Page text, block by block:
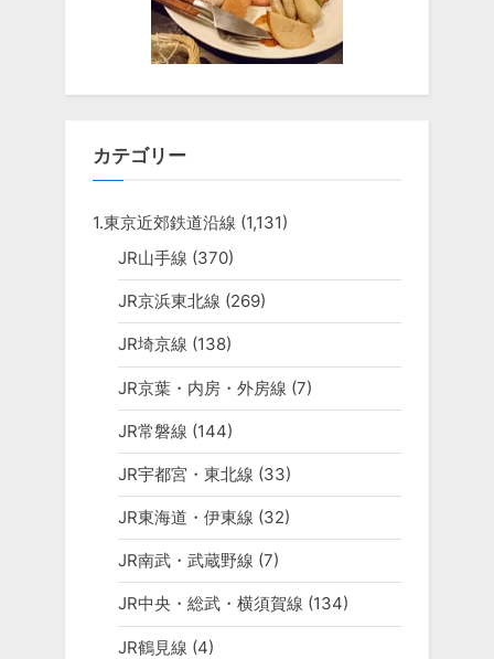
カテゴリー
1.東京近郊鉄道沿線 (1,131)
JR山手線 (370)
JR京浜東北線 (269)
JR埼京線 (138)
JR京葉・内房・外房線 (7)
JR常磐線 (144)
JR宇都宮・東北線 (33)
JR東海道・伊東線 (32)
JR南武・武蔵野線 (7)
JR中央・総武・横須賀線 (134)
JR鶴見線 (4)